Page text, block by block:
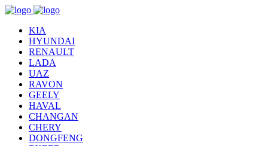
KIA
HYUNDAI
RENAULT
LADA
UAZ
RAVON
GEELY
HAVAL
CHANGAN
CHERY
DONGFENG